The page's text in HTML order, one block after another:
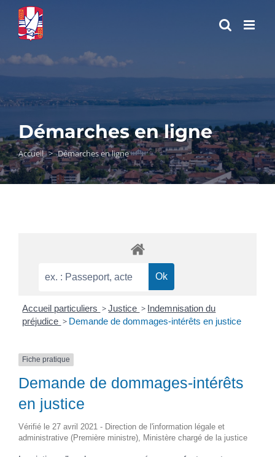
Passer
contenu
Démarches en ligne
Accueil > Démarches en ligne
Accueil particuliers > Justice > Indemnisation du
préjudice > Demande de dommages-intérêts en justice
Fiche pratique
Demande de dommages-intérêts
en justice
Vérifié le 27 avril 2021 - Direction de l'information légale et
administrative (Première ministre), Ministère chargé de la justice